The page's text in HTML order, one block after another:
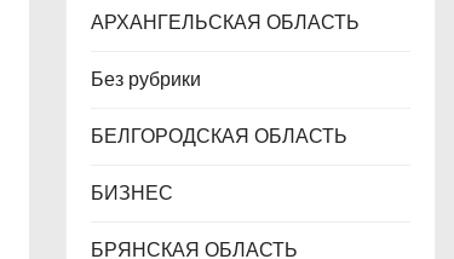
АРХАНГЕЛЬСКАЯ ОБЛАСТЬ
Без рубрики
БЕЛГОРОДСКАЯ ОБЛАСТЬ
БИЗНЕС
БРЯНСКАЯ ОБЛАСТЬ